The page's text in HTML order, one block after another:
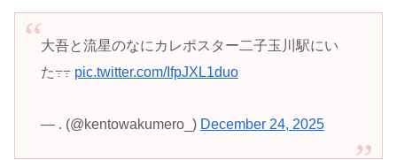
大吾と流星のなにカレポスター二子玉川駅にい
た߹߹ pic.twitter.com/IfpJXL1duo
— . (@kentowakumero_) December 24, 2025